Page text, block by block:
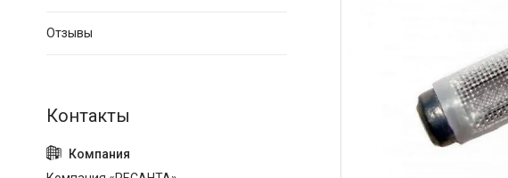
Отзывы